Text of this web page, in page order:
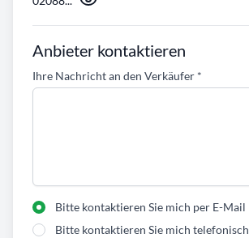
Anbieter kontaktieren
Ihre Nachricht an den Verkäufer *
Bitte kontaktieren Sie mich per E-Mail
Bitte kontaktieren Sie mich telefonisch